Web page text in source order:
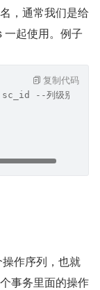
，通常我们是给
一起使用。例子
--列级别名
复制代码
作序列，也就
事务里面的操作